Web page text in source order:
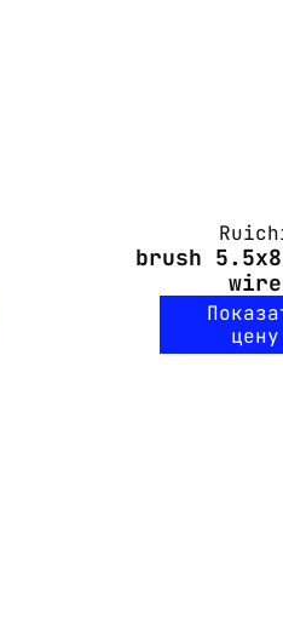
brush
wire
цену